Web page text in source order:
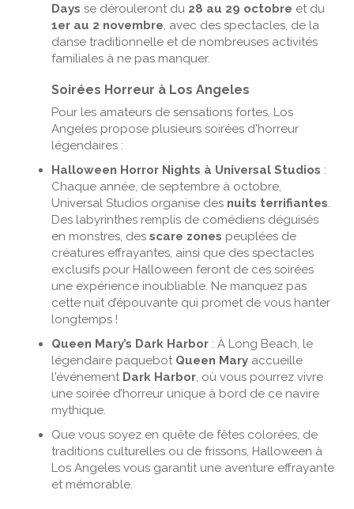
Days se dérouleront du 28 au 29 octobre et du
1er au 2 novembre , avec des spectacles, de la
danse traditionnelle et de nombreuses activités
familiales à ne pas manquer.
Soirées Horreur à Los Angeles
Pour les amateurs de sensations fortes, Los
Angeles propose plusieurs soirées d'horreur
légendaires :
Halloween Horror Nights à Universal Studios :
Chaque année, de septembre à octobre,
Universal Studios organise des nuits terrifiantes
Des labyrinthes remplis de comédiens déguisés
en monstres, des scare zones peuplées de
créatures effrayantes, ainsi que des spectacles
exclusifs pour Halloween feront de ces soirées
une expérience inoubliable. Ne manquez pas
cette nuit d’épouvante qui promet de vous hanter
longtemps !
Queen Mary’s Dark Harbor : À Long Beach, le
légendaire paquebot Queen Mary accueille
l'événement Dark Harbor , où vous pourrez vivre
une soirée d’horreur unique à bord de ce navire
mythique.
Que vous soyez en quête de fêtes colorées, de
traditions culturelles ou de frissons, Halloween à
Los Angeles vous garantit une aventure effrayante
et mémorable.